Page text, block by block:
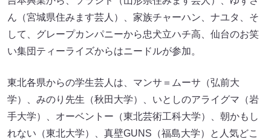
ん（宮城県住みます芸人）、家族チャーハン、ナユタ、そ
して、グレープカンパニーから忠犬立ハチ高、仙台のお笑
い集団ティーライズからはニードルが参加。
東北各県からの学生芸人は、マンサ＝ムーサ（弘前大
学）、みのり先生（秋田大学）、いとしのアライグマ（岩
手大学）、オーベントー（東北芸術工科大学）、朝かもし
れない（東北大学）、真壁GUNS（福島大学）と人気どこ